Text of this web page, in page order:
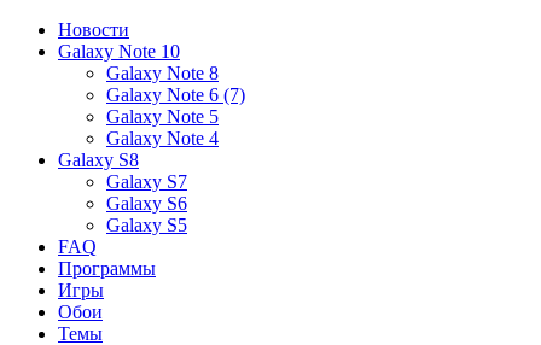
Новости
Galaxy Note 10
Galaxy Note 8
Galaxy Note 6 (7)
Galaxy Note 5
Galaxy Note 4
Galaxy S8
Galaxy S7
Galaxy S6
Galaxy S5
FAQ
Программы
Игры
Обои
Темы